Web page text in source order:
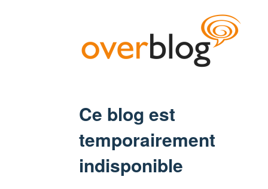
Ce blog est
temporairement
indisponible